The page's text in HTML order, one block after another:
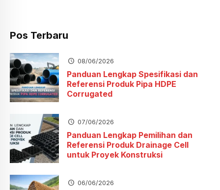
Pos Terbaru
08/06/2026
Panduan Lengkap Spesifikasi dan
Referensi Produk Pipa HDPE
Corrugated
07/06/2026
Panduan Lengkap Pemilihan dan
Referensi Produk Drainage Cell
untuk Proyek Konstruksi
06/06/2026